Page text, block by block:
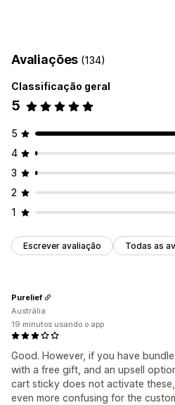
Responsividade para dispositivos
Personalização de checkout
Upsell com um clique
Avaliações (134)
Classificação geral
5
5
4
3
2
1
Escrever avaliação Todas as
Good. However, if you have
with a free gift, and an upsell
cart sticky does not activate
even more confusing for the
Purelief
Austrália
19 minutos usando o app